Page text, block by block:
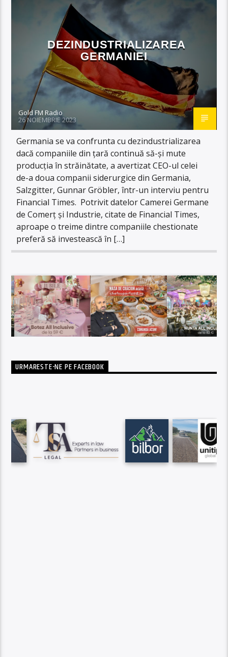
DEZINDUSTRIALIZAREA
GERMANIEI
Gold FM Radio
26 NOIEMBRIE 2023
Germania se va confrunta cu dezindustrializarea
dacă companiile din țară continuă să-și mute
producția în străinătate, a avertizat CEO-ul celei
de-a doua companii siderurgice din Germania,
Salzgitter, Gunnar Gröbler, într-un interviu pentru
Financial Times. Potrivit datelor Camerei Germane
de Comerț și Industrie, citate de Financial Times,
aproape o treime dintre companiile chestionate
preferă să investească în […]
URMARESTE-NE PE FACEBOOK